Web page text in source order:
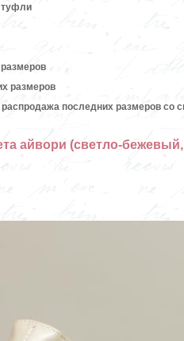
туфли
размеров
последних размеров со
айвори (светло-